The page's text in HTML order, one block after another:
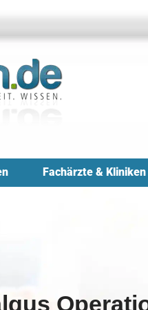
Fachärzte & Kliniken